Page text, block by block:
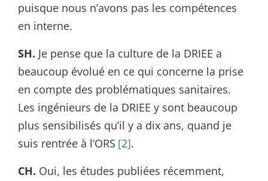
puisque nous n’avons pas les compétences
en interne.
SH. Je pense que la culture de la DRIEE a
beaucoup évolué en ce qui concerne la prise
en compte des problématiques sanitaires.
Les ingénieurs de la DRIEE y sont beaucoup
plus sensibilisés qu’il y a dix ans, quand je
suis rentrée à l’ORS 2 .
CH. Oui, les études publiées récemment,